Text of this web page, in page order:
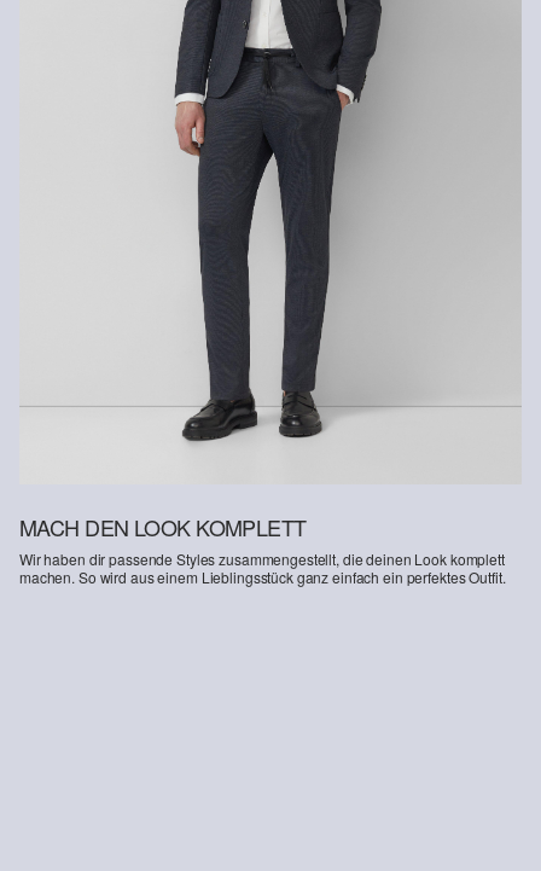
Chemische Reinigung mit Perchlorethylen
Nicht waschen
Rückerstattungsbetrag abgezogen.
Gastkunden können ihre Artikel innerhalb von 14 Tagen nach
Erhalt der Ware an uns zurückschicken. Fashion Card und VIP
Kunden haben nach Erhalt der Ware 30 Tage Zeit, um ihre Artikel
Weitere Informationen sind unserer „ Hilfe & FAQ
Deine Retoure kannst du online anmelden.
MACH DEN LOOK KOMPLETT
Wir haben dir passende Styles zusammengestellt, die deinen Look komplett
machen. So wird aus einem Lieblingsstück ganz einfach ein perfektes Outfit.